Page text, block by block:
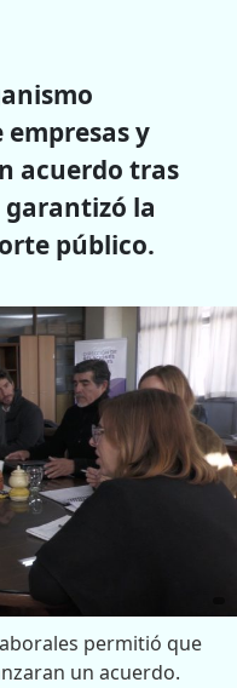
y
acuerdo tras
garantizó la
público.
permitió que
un acuerdo.